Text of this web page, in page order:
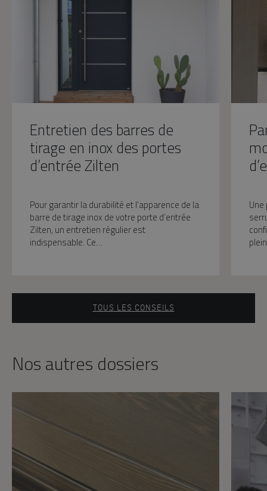
Entretien des barres de
tirage en inox des portes
d’entrée Zilten
Pour garantir la durabilité et l’apparence de la
barre de tirage inox de votre porte d’entrée
Zilten, un entretien régulier est
indispensable. Ce…
TOUS LES CONSEILS
Nos autres dossiers